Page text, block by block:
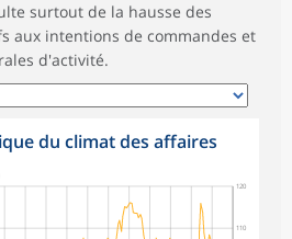
surtout de la hausse des
aux intentions de commandes et
d'activité.
du climat des affaires
110
120